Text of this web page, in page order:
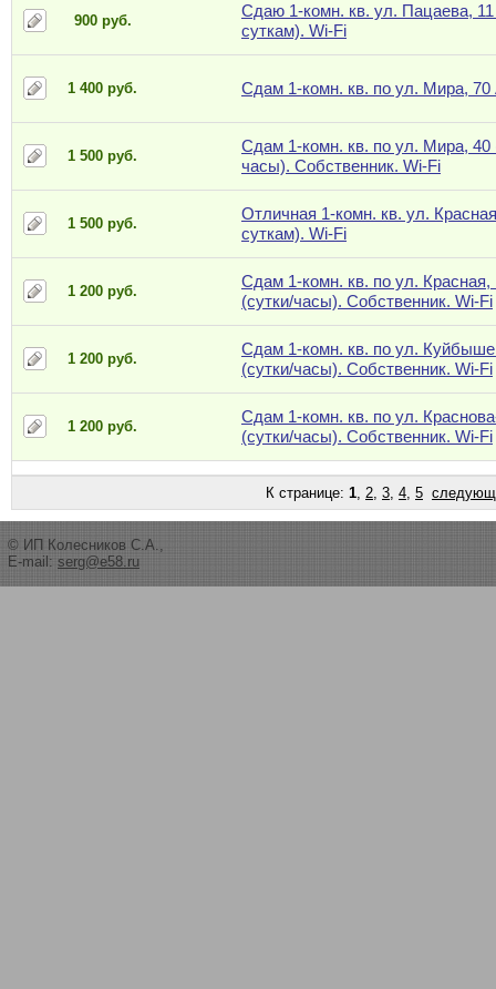
900 руб.
Сдаю 1-комн. кв. ул. Пацаева,
суткам). Wi-Fi
1 400 руб. Сдам 1-комн. кв. по ул. Мира, 70
1 500 руб.
Сдам 1-комн. кв. по ул. Мира, 40
часы). Собственник. Wi-Fi
1 500 руб.
Отличная 1-комн. кв. ул.
суткам). Wi-Fi
1 200 руб.
Сдам 1-комн. кв. по ул. Красная,
(сутки/часы). Собственник. Wi-Fi
1 200 руб.
Сдам 1-комн. кв. по ул.
(сутки/часы). Собственник. Wi-Fi
1 200 руб.
Сдам 1-комн. кв. по ул.
(сутки/часы). Собственник. Wi-Fi
К странице: 1, 2, 3, 4, 5
© ИП Колесников С.А.,
E-mail: serg@e58.ru